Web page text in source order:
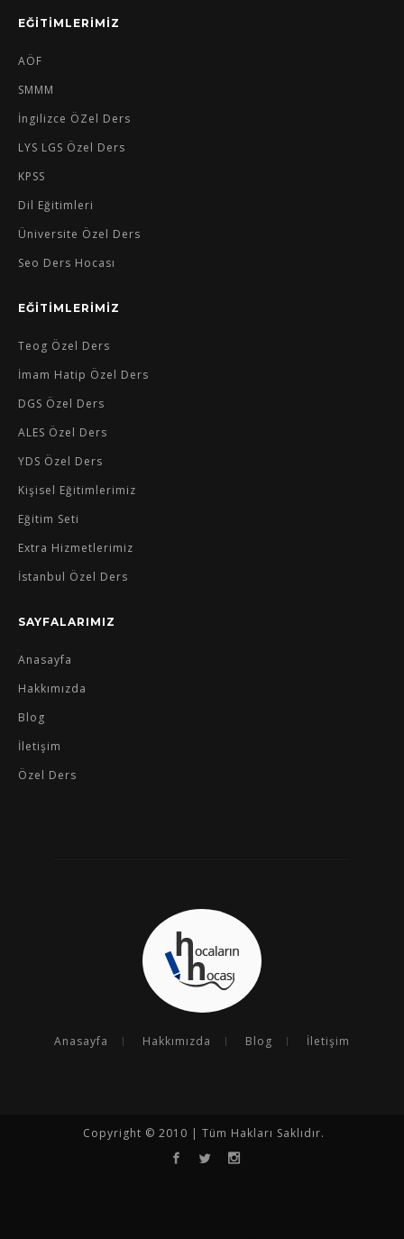
EĞİTİMLERİMİZ
AÖF
SMMM
İngilizce ÖZel Ders
LYS LGS Özel Ders
KPSS
Dil Eğitimleri
Üniversite Özel Ders
Seo Ders Hocası
EĞİTİMLERİMİZ
Teog Özel Ders
İmam Hatip Özel Ders
DGS Özel Ders
ALES Özel Ders
YDS Özel Ders
Kişisel Eğitimlerimiz
Eğitim Seti
Extra Hizmetlerimiz
İstanbul Özel Ders
SAYFALARIMIZ
Anasayfa
Hakkımızda
Blog
İletişim
Özel Ders
Anasayfa Hakkımızda Blog İletişim
Copyright © 2010 | Tüm Hakları Saklıdır.